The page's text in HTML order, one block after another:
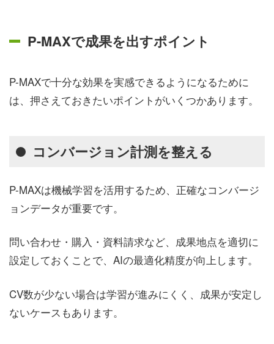
P-MAXで成果を出すポイント
P-MAXで十分な効果を実感できるようになるために
は、押さえておきたいポイントがいくつかあります。
コンバージョン計測を整える
P-MAXは機械学習を活用するため、正確なコンバージ
ョンデータが重要です。
問い合わせ・購入・資料請求など、成果地点を適切に
設定しておくことで、AIの最適化精度が向上します。
CV数が少ない場合は学習が進みにくく、成果が安定し
ないケースもあります。